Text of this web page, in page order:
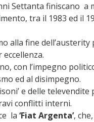
Settanta finiscano
tra il 1983 ed il
alla fine
con l’impegno
ed al disimpegno.
e delle
conflitti interni.
la ‘Fiat Argenta’,